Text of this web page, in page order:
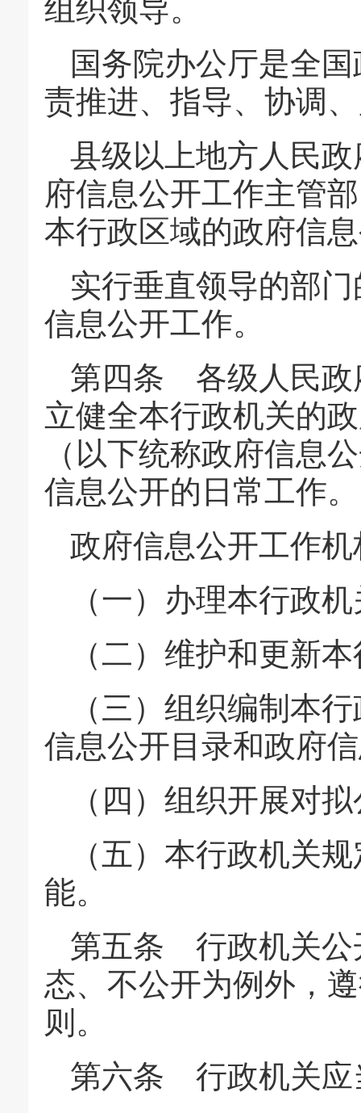
组织领导。
国务院办公厅是全
责推进、指导、协调
县级以上地方人民
府信息公开工作主管
本行政区域的政府信
实行垂直领导的部
信息公开工作。
第四条 各级人民政
立健全本行政机关的
（以下统称政府信息
信息公开的日常工作。
政府信息公开工作
（一）办理本行政
（二）维护和更新
（三）组织编制本
信息公开目录和政府
（四）组织开展对
（五）本行政机关
能。
第五条 行政机关公
态、不公开为例外，
则。
第六条 行政机关应